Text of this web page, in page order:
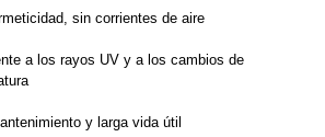
sin corrientes de aire
a los rayos UV y a los cambios de
y larga vida útil